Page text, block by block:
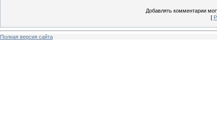
Добавлять комментарии
[
Полная версия сайта